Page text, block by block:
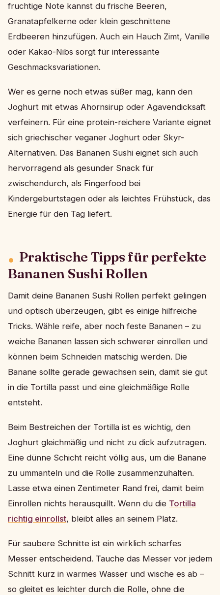
fruchtige Note kannst du frische Beeren,
Granatapfelkerne oder klein geschnittene
Erdbeeren hinzufügen. Auch ein Hauch Zimt, Vanille
oder Kakao-Nibs sorgt für interessante
Geschmacksvariationen.
Wer es gerne noch etwas süßer mag, kann den
Joghurt mit etwas Ahornsirup oder Agavendicksaft
verfeinern. Für eine protein-reichere Variante eignet
sich griechischer veganer Joghurt oder Skyr-
Alternativen. Das Bananen Sushi eignet sich auch
hervorragend als gesunder Snack für
zwischendurch, als Fingerfood bei
Kindergeburtstagen oder als leichtes Frühstück, das
Energie für den Tag liefert.
Praktische Tipps für perfekte
Bananen Sushi Rollen
Damit deine Bananen Sushi Rollen perfekt gelingen
und optisch überzeugen, gibt es einige hilfreiche
Tricks. Wähle reife, aber noch feste Bananen – zu
weiche Bananen lassen sich schwerer einrollen und
können beim Schneiden matschig werden. Die
Banane sollte gerade gewachsen sein, damit sie gut
in die Tortilla passt und eine gleichmäßige Rolle
entsteht.
Beim Bestreichen der Tortilla ist es wichtig, den
Joghurt gleichmäßig und nicht zu dick aufzutragen.
Eine dünne Schicht reicht völlig aus, um die Banane
zu ummanteln und die Rolle zusammenzuhalten.
Lasse etwa einen Zentimeter Rand frei, damit beim
Einrollen nichts herausquillt. Wenn du die Tortilla
richtig einrollst, bleibt alles an seinem Platz.
Für saubere Schnitte ist ein wirklich scharfes
Messer entscheidend. Tauche das Messer vor jedem
Schnitt kurz in warmes Wasser und wische es ab –
so gleitet es leichter durch die Rolle, ohne die